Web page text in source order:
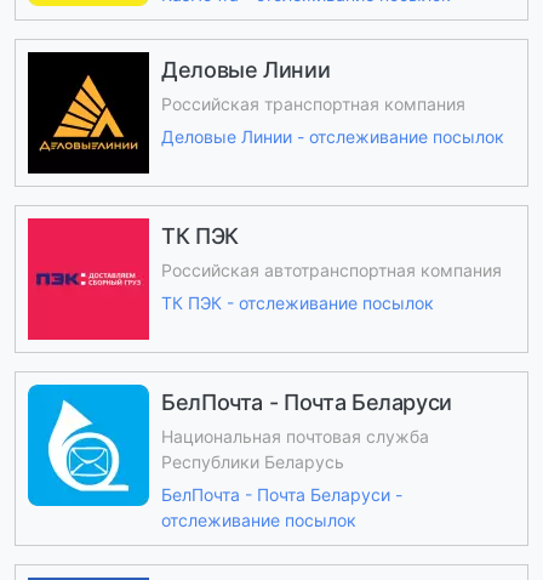
Деловые Линии
Российская транспортная компания
Деловые Линии - отслеживание посылок
ТК ПЭК
Российская автотранспортная компания
ТК ПЭК - отслеживание посылок
БелПочта - Почта Беларуси
Национальная почтовая служба
Республики Беларусь
БелПочта - Почта Беларуси -
отслеживание посылок